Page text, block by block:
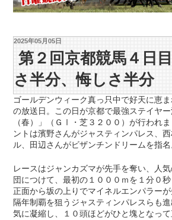
2025年05月05日
第２回京都競馬４日
さ半分、悔しさ半分
ゴールデンウィーク真っ只中で好天に恵ま
の放送日。この日が京都で最強ステイヤ
（春）」（ＧⅠ・芝３２００）が行われ
ントは濱野さんがジャスティンパレス、
ル、田辺さんがビザンチンドリームを指名
レースはジャンカズマが先手を奪い、人
団につけて、最初の１０００ｍを１分０
正面から坂の上りでマイネルエンパラーが
隔年制覇を狙うジャスティンパレスらも
気に凝縮し、１０頭ほどがひと塊となっ